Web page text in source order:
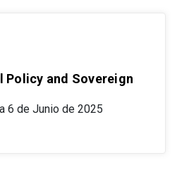
Policy and Sovereign
6 de Junio de 2025